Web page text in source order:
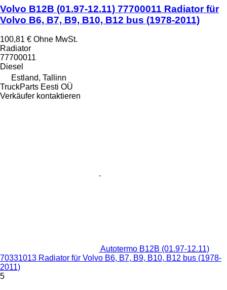
Volvo B12B (01.97-12.11) 77700011 Radiator für
Volvo B6, B7, B9, B10, B12 bus (1978-2011)
100,81 € Ohne MwSt.
Radiator
77700011
Diesel
Estland, Tallinn
TruckParts Eesti OÜ
Verkäufer kontaktieren
Autotermo B12B (01.97-12.11)
70331013 Radiator für Volvo B6, B7, B9, B10, B12 bus (1978-
2011)
5